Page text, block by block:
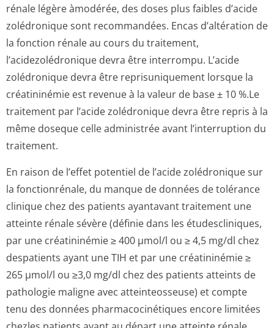
rénale légère àmodérée, des doses plus faibles d’acide
zolédronique sont recommandées. Encas d’altération de
la fonction rénale au cours du traitement,
l’acidezolédronique devra être interrompu. L’acide
zolédronique devra être reprisuniquement lorsque la
créatininémie est revenue à la valeur de base ± 10 %.Le
traitement par l’acide zolédronique devra être repris à la
même doseque celle administrée avant l’interruption du
traitement.
En raison de l’effet potentiel de l’acide zolédronique sur
la fonctionrénale, du manque de données de tolérance
clinique chez des patients ayantavant traitement une
atteinte rénale sévère (définie dans les étudescliniques,
par une créatininémie ≥ 400 µmol/l ou ≥ 4,5 mg/dl chez
despatients ayant une TIH et par une créatininémie ≥
265 µmol/l ou ≥3,0 mg/dl chez des patients atteints de
pathologie maligne avec atteinteosseuse) et compte
tenu des données pharmacocinétiques encore limitées